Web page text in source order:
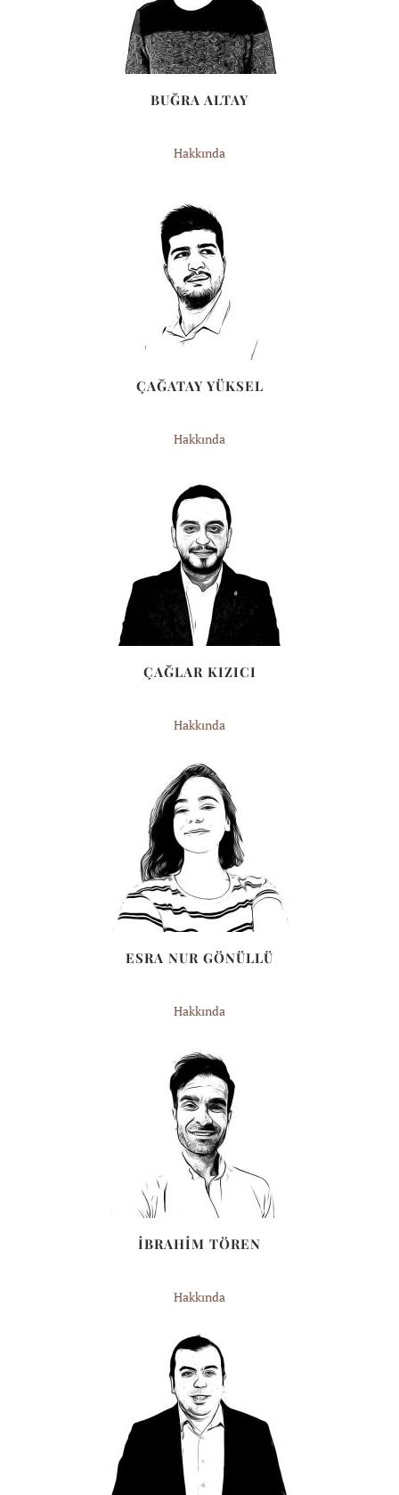
BUĞRA ALTAY
Hakkında
ÇAĞATAY YÜKSEL
Hakkında
ÇAĞLAR KIZICI
Hakkında
ESRA NUR GÖNÜLLÜ
Hakkında
İBRAHİM TÖREN
Hakkında